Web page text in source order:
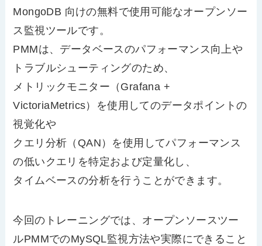
MongoDB 向けの無料で使用可能なオープンソー
ス監視ツールです。
PMMは、データベースのパフォーマンス向上や
トラブルシューティングのため、
メトリックモニター（Grafana +
VictoriaMetrics）を使用してのデータポイントの
視覚化や
クエリ分析（QAN）を使用してパフォーマンス
の低いクエリを特定および定量化し、
タイムベースの分析を行うことができます。
今回のトレーニングでは、オープンソースツー
ルPMMでのMySQL監視方法や実際にできること